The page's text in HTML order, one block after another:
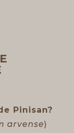
Pinisan?
arvense)